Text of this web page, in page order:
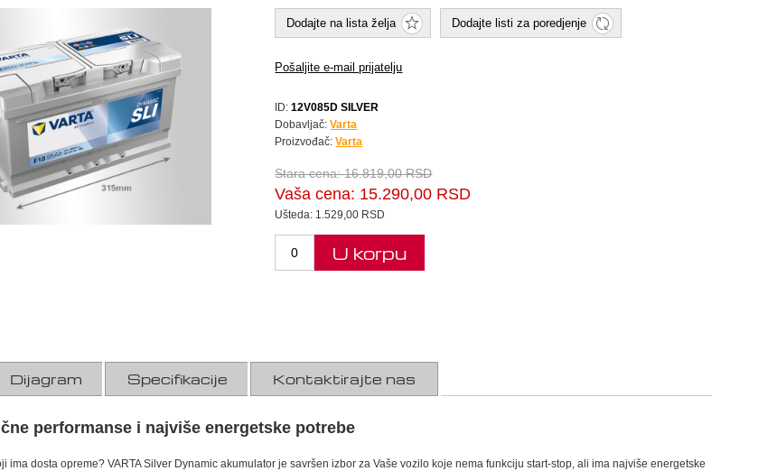
Dodajte na lista želja Dodajte listi za poredjenje
Pošaljite e-mail prijatelju
ID: 12V085D SILVER
Dobavljač: Varta
Proizvođač: Varta
Stara cena:16.819,00 RSD
Vaša cena: 15.290,00 RSD
Ušteda: 1.529,00 RSD
U korpu
Dijagram Specifikacije Kontaktirajte nas
performanse i najviše energetske potrebe
ima dosta opreme? VARTA Silver Dynamic akumulator je savršen izbor za Vaše vozilo koje nema funkciju start-stop, ali ima najviše energetske